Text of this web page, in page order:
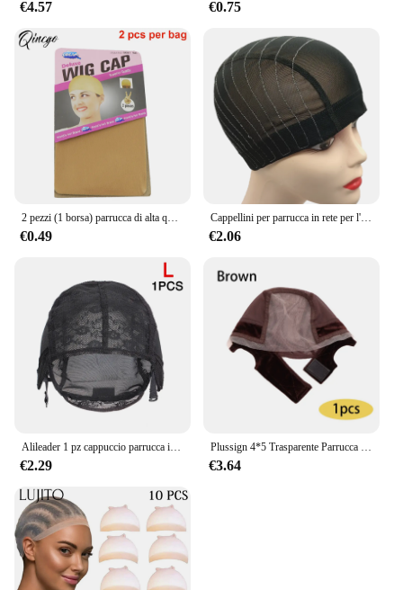
€4.57 €0.75
2 pezzi (1 borsa) parrucca di alta qualità cappuccio per capelli rete moda reti per capelli estensibili parrucca a rete in Nylon rete per fare parrucche formato libero
€0.49
Cappellini per parrucca in rete per l'allenamento della macchina da cucire 4x4 tappi per parrucca con chiusura in pizzo cappucci per parrucca con cupola in Spandex per fare parrucche
€2.06
Alileader 1 pz cappuccio parrucca in pizzo per fare parrucche con cinturini regolabili cappuccio agitante fascia elastica per parrucche doppie reti estensibili in pizzo
€2.29
Plussign 4*5 Trasparente Parrucca Del Merletto Svizzero Grip Cap Antiscivolo U Parte Ventilazione Protezione Della Parrucca Per Fare Parrucche Nuova Parrucca Che Fanno Cap 1/3 Pz
€3.64